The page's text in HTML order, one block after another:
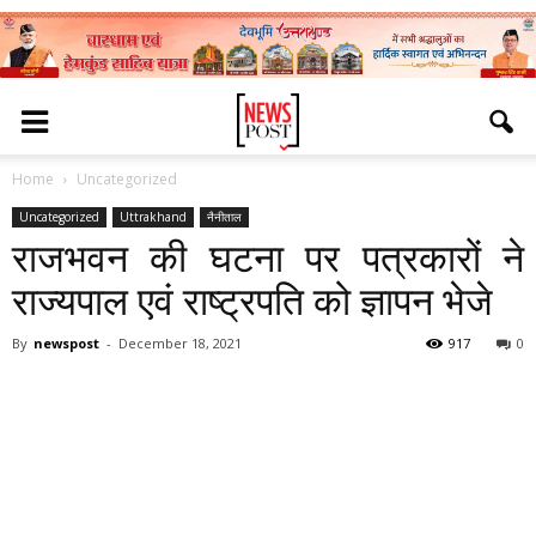
Home Uncategorized
Uncategorized Uttrakhand नैनीताल
राजभवन की घटना पर पत्रकारों ने
राज्यपाल एवं राष्ट्रपति को ज्ञापन भेजे
By newspost - December 18, 2021 0
917